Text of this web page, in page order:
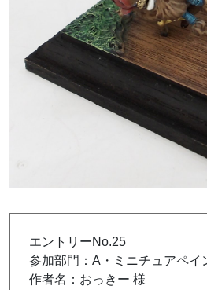
エントリーNo.25
参加部門：A・ミニチュアペイ
作者名：おっきー 様